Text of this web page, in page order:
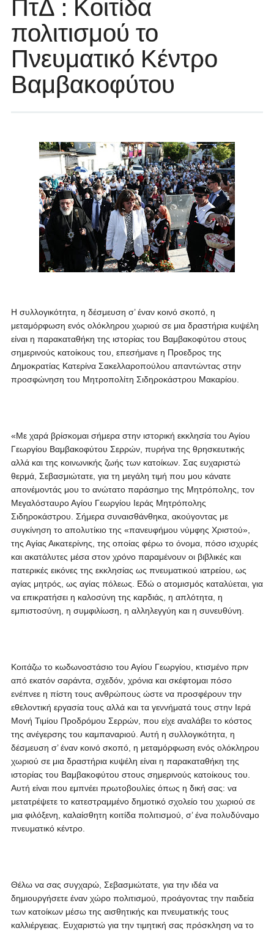
ΠτΔ : Κοιτίδα
πολιτισμού το
Πνευματικό Κέντρο
Βαμβακοφύτου
Η συλλογικότητα, η δέσμευση σ’ έναν κοινό σκοπό, η
μεταμόρφωση ενός ολόκληρου χωριού σε μια δραστήρια κυψέλη
είναι η παρακαταθήκη της ιστορίας του Βαμβακοφύτου στους
σημερινούς κατοίκους του, επεσήμανε η Προεδρος της
Δημοκρατίας Κατερίνα Σακελλαροπούλου απαντώντας στην
προσφώνηση του Μητροπολίτη Σιδηροκάστρου Μακαρίου.
«Με χαρά βρίσκομαι σήμερα στην ιστορική εκκλησία του Αγίου
Γεωργίου Βαμβακοφύτου Σερρών, πυρήνα της θρησκευτικής
αλλά και της κοινωνικής ζωής των κατοίκων. Σας ευχαριστώ
θερμά, Σεβασμιώτατε, για τη μεγάλη τιμή που μου κάνατε
απονέμοντάς μου το ανώτατο παράσημο της Μητρόπολης, τον
Μεγαλόσταυρο Αγίου Γεωργίου Ιεράς Μητρόπολης
Σιδηροκάστρου. Σήμερα συναισθάνθηκα, ακούγοντας με
συγκίνηση το απολυτίκιο της «πανευφήμου νύμφης Χριστού»,
της Αγίας Αικατερίνης, της οποίας φέρω το όνομα, πόσο ισχυρές
και ακατάλυτες μέσα στον χρόνο παραμένουν οι βιβλικές και
πατερικές εικόνες της εκκλησίας ως πνευματικού ιατρείου, ως
αγίας μητρός, ως αγίας πόλεως. Εδώ ο ατομισμός καταλύεται, για
να επικρατήσει η καλοσύνη της καρδιάς, η απλότητα, η
εμπιστοσύνη, η συμφιλίωση, η αλληλεγγύη και η συνευθύνη.
Κοιτάζω το κωδωνοστάσιο του Αγίου Γεωργίου, κτισμένο πριν
από εκατόν σαράντα, σχεδόν, χρόνια και σκέφτομαι πόσο
ενέπνεε η πίστη τους ανθρώπους ώστε να προσφέρουν την
εθελοντική εργασία τους αλλά και τα γεννήματά τους στην Ιερά
Μονή Τιμίου Προδρόμου Σερρών, που είχε αναλάβει το κόστος
της ανέγερσης του καμπαναριού. Αυτή η συλλογικότητα, η
δέσμευση σ’ έναν κοινό σκοπό, η μεταμόρφωση ενός ολόκληρου
χωριού σε μια δραστήρια κυψέλη είναι η παρακαταθήκη της
ιστορίας του Βαμβακοφύτου στους σημερινούς κατοίκους του.
Αυτή είναι που εμπνέει πρωτοβουλίες όπως η δική σας: να
μετατρέψετε το κατεστραμμένο δημοτικό σχολείο του χωριού σε
μια φιλόξενη, καλαίσθητη κοιτίδα πολιτισμού, σ’ ένα πολυδύναμο
πνευματικό κέντρο.
Θέλω να σας συγχαρώ, Σεβασμιώτατε, για την ιδέα να
δημιουργήσετε έναν χώρο πολιτισμού, προάγοντας την παιδεία
των κατοίκων μέσω της αισθητικής και πνευματικής τους
καλλιέργειας. Ευχαριστώ για την τιμητική σας πρόσκληση να το